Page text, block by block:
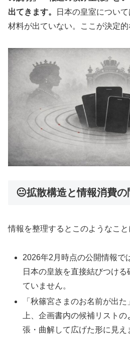
出てきます。
日本の皇室につい
材料が出ていない。ここが決定的
😐拡散構造と情報消費の
情報を整理するとこのようなこと
2026年2月時点の公開情報で
日本の皇族を直接結びつけ
ていません。
「秋篠宮さまのお名前が出
上、企画書内の候補リストの
張・曲解して広げた形に見え